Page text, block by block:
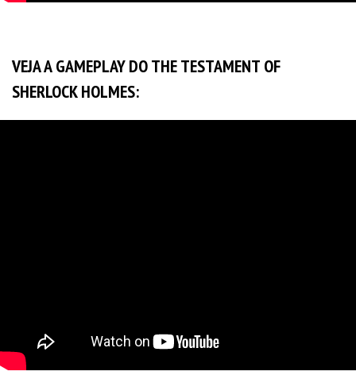
VEJA A GAMEPLAY DOTHE TESTAMENT OF
SHERLOCK HOLMES: